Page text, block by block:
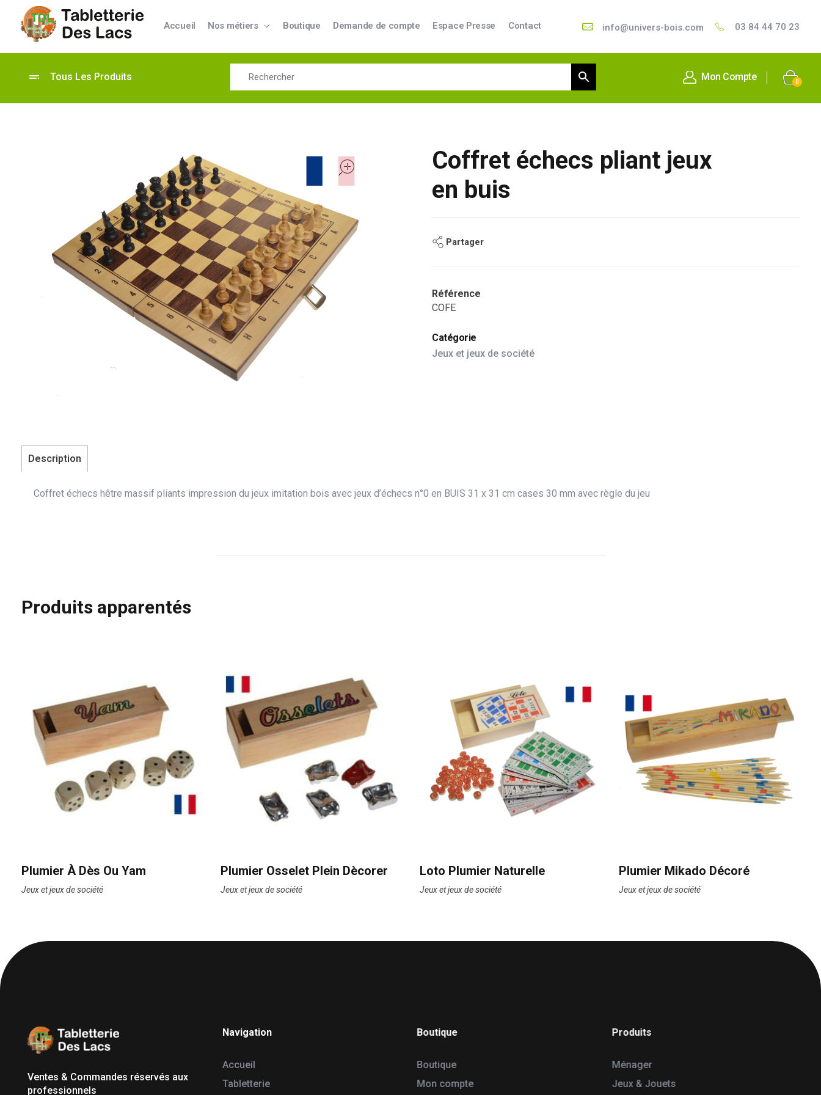
Tabletterie des Lacs
Accueil Nos métiers Boutique Demande de compte Espace Presse Contact info@univers-bois.com 03 84 44 70 23
Tous Les Produits Mon Compte 0
Coffret échecs pliant jeux
en buis
Partager
Référence
COFE
Catégorie
Jeux et jeux de société
Description
Coffret échecs hêtre massif pliants impression du jeux imitation bois avec jeux d’échecs n°0 en BUIS 31 x 31 cm cases 30 mm avec règle du jeu
Produits apparentés
Plumier À Dès Ou Yam
Jeux et jeux de société
Plumier Osselet Plein Dècorer
Jeux et jeux de société
Loto Plumier Naturelle
Jeux et jeux de société
Plumier Mikado Décoré
Jeux et jeux de société
Ventes & Commandes réservés aux
professionnels
Navigation
Accueil
Tabletterie
Boutique
Boutique
Mon compte
Produits
Ménager
Jeux & Jouets